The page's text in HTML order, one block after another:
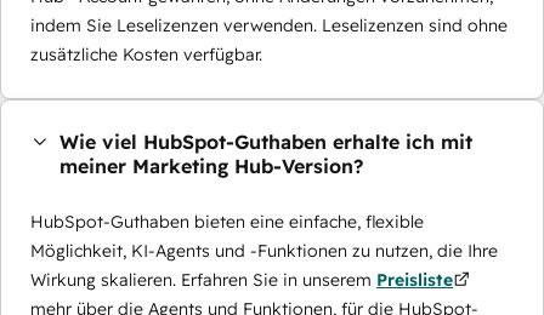
indem Sie Leselizenzen verwenden. Leselizenzen sind ohne
zusätzliche Kosten verfügbar.
Wie viel HubSpot-Guthaben erhalte ich mit
meiner Marketing Hub-Version?
HubSpot-Guthaben bieten eine einfache, flexible
Möglichkeit, KI-Agents und -Funktionen zu nutzen, die Ihre
Wirkung skalieren. Erfahren Sie in unserem Preisliste
mehr über die Agents und Funktionen, für die HubSpot-